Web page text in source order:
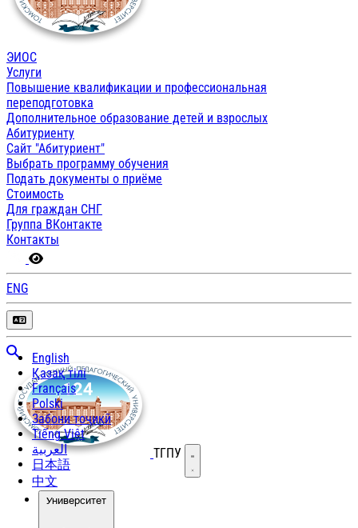
ЭИОС
Услуги
Повышение квалификации и профессиональная
переподготовка
Дополнительное образование детей и взрослых
Абитуриенту
Сайт "Абитуриент"
Выбрать программу обучения
Подать документы о приёме
Стоимость
Для граждан СНГ
Группа ВКонтакте
Контакты
ENG
English
Қазақ тілі
Français
Polski
Забони тоҷикӣ
Tiếng Việt
العربية
日本語
中文
ТГПУ Открыть меню
Университет